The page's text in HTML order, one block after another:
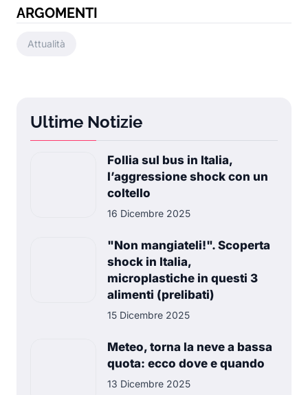
ARGOMENTI
Attualità
Ultime Notizie
Follia sul bus in Italia,
l’aggressione shock con un
coltello
16 Dicembre 2025
"Non mangiateli!". Scoperta
shock in Italia,
microplastiche in questi 3
alimenti (prelibati)
15 Dicembre 2025
Meteo, torna la neve a bassa
quota: ecco dove e quando
13 Dicembre 2025